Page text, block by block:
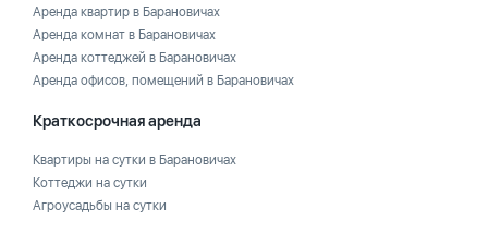
Аренда квартир в Барановичах
Аренда комнат в Барановичах
Аренда коттеджей в Барановичах
Аренда офисов, помещений в Барановичах
Краткосрочная аренда
Квартиры на сутки в Барановичах
Коттеджи на сутки
Агроусадьбы на сутки